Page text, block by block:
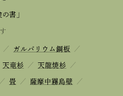
書」
／ ガルバリウム鋼板 ／
天竜杉 ／ 天龍焼杉 ／
／ 畳 ／ 薩摩中霧島壁 ／